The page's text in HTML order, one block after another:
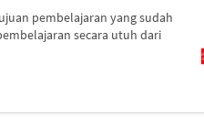
pembelajaran yang sudah
secara utuh dari